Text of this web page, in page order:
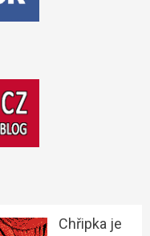
Chřipka je